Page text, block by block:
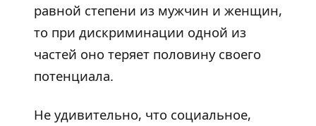
равной степени из мужчин и женщин,
то при дискриминации одной из
частей оно теряет половину своего
потенциала.
Не удивительно, что социальное,